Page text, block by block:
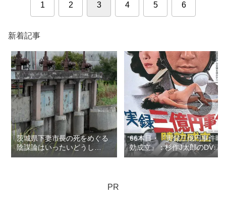
1 2 3 4 5 6
新着記事
茨城県下妻市長の死をめぐる
陰謀論はいったいどうし
て？：ロマン優光連載397
66本目・『実録三億円事件時
効成立』：杉作J太郎のDVD
レンタル屋の棚に残したい
PR